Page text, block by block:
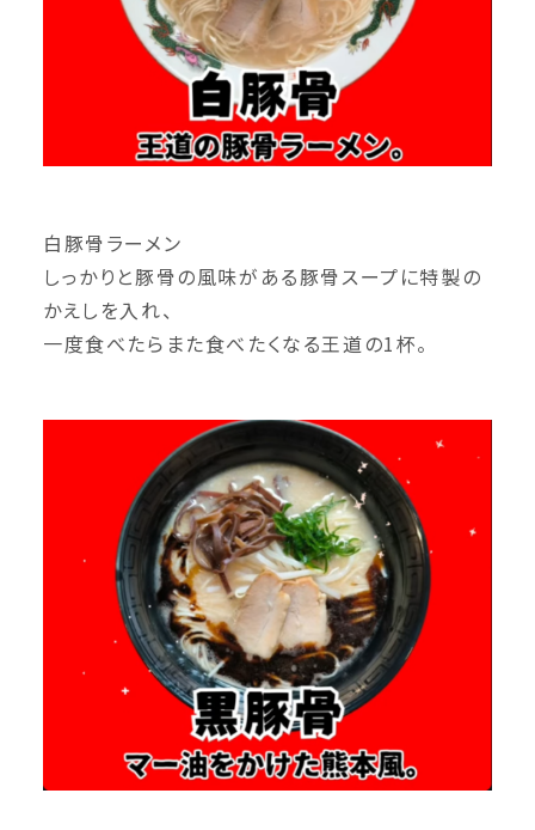
白豚骨ラーメン
しっかりと豚骨の風味がある豚骨スープに特製の
かえしを入れ、
一度食べたらまた食べたくなる王道の1杯。